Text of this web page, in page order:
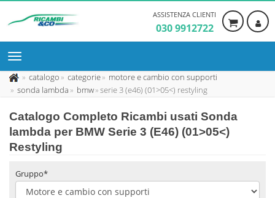
ASSISTENZA CLIENTI
030 9912722
catalogo categorie
motore e cambio con supporti
sonda lambda
bmw serie 3 (e46) (01>05<) restyling
Catalogo Completo Ricambi usati Sonda
lambda per BMW Serie 3 (E46) (01>05<)
Restyling
Gruppo*